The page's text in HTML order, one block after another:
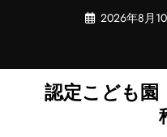
ツ
2026年8月
認定こども